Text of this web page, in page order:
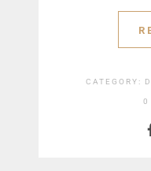
CATEGORY:
0